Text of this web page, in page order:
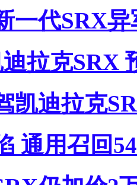
一代SRX
拉克SRX
凯迪拉克
通用召回